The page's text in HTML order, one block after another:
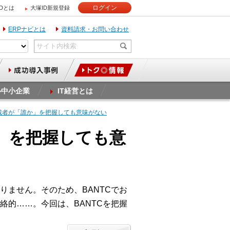
とは 大塚ID新規登録 ログイン
ERPナビとは 資料請求・お問い合わせ
小企業 IT経営とは
が「誰か」を把握しても意味がない
把握しても意
ません。そのため、BANTCでお
絡的……。今回は、BANTCを把握